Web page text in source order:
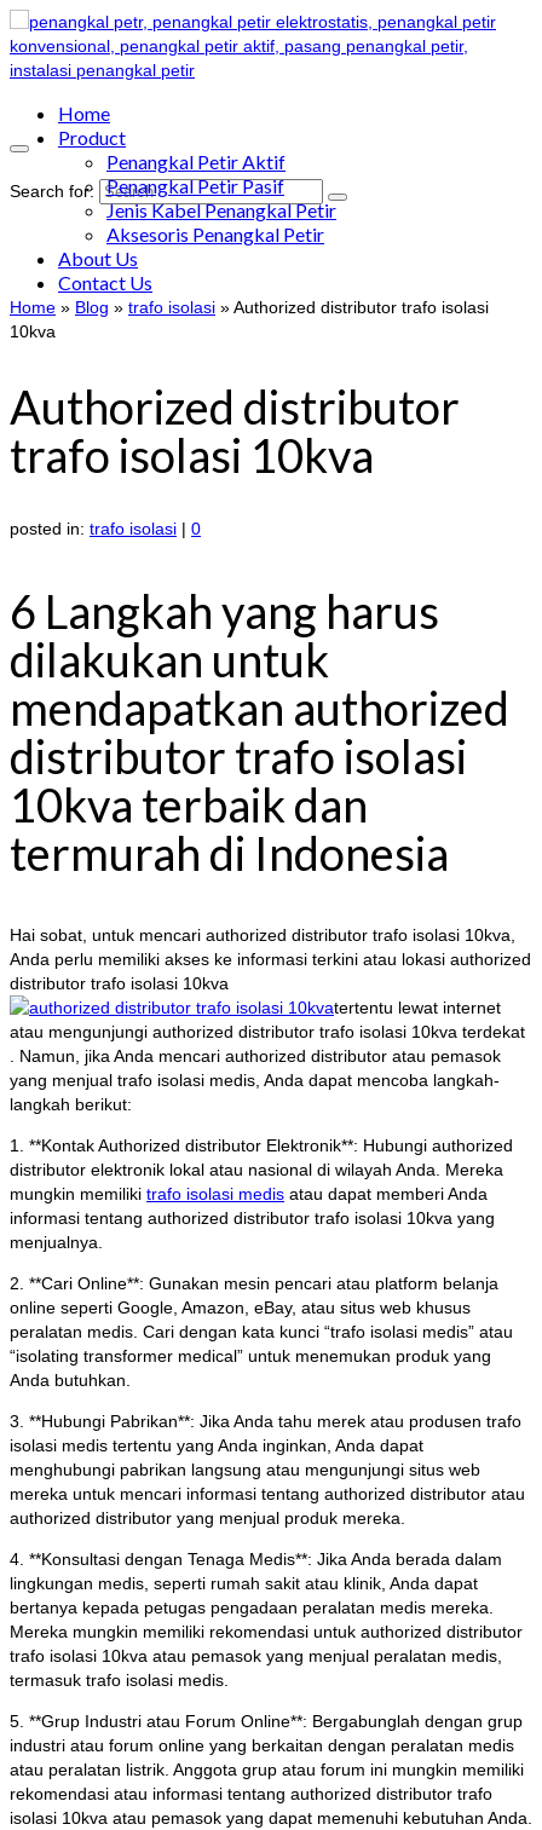
Search for:
Home
Product
Penangkal Petir Aktif
Penangkal Petir Pasif
Jenis Kabel Penangkal Petir
Aksesoris Penangkal Petir
About Us
Contact Us
Home » Blog » trafo isolasi »Authorized distributor trafo isolasi
10kva
Authorized distributor
trafo isolasi 10kva
posted in: trafo isolasi | 0
6 Langkah yang harus
dilakukan untuk
mendapatkan authorized
distributor trafo isolasi
10kva terbaik dan
termurah di Indonesia
Hai sobat, untuk mencari authorized distributor trafo isolasi 10kva,
Anda perlu memiliki akses ke informasi terkini atau lokasi authorized
distributor trafo isolasi 10kva
tertentu lewat internet
atau mengunjungi authorized distributor trafo isolasi 10kva terdekat
. Namun, jika Anda mencari authorized distributor atau pemasok
yang menjual trafo isolasi medis, Anda dapat mencoba langkah-
langkah berikut:
1. **Kontak Authorized distributor Elektronik**: Hubungi authorized
distributor elektronik lokal atau nasional di wilayah Anda. Mereka
mungkin memiliki trafo isolasi medis atau dapat memberi Anda
informasi tentang authorized distributor trafo isolasi 10kva yang
menjualnya.
2. **Cari Online**: Gunakan mesin pencari atau platform belanja
online seperti Google, Amazon, eBay, atau situs web khusus
peralatan medis. Cari dengan kata kunci “trafo isolasi medis” atau
“isolating transformer medical” untuk menemukan produk yang
Anda butuhkan.
3. **Hubungi Pabrikan**: Jika Anda tahu merek atau produsen trafo
isolasi medis tertentu yang Anda inginkan, Anda dapat
menghubungi pabrikan langsung atau mengunjungi situs web
mereka untuk mencari informasi tentang authorized distributor atau
authorized distributor yang menjual produk mereka.
4. **Konsultasi dengan Tenaga Medis**: Jika Anda berada dalam
lingkungan medis, seperti rumah sakit atau klinik, Anda dapat
bertanya kepada petugas pengadaan peralatan medis mereka.
Mereka mungkin memiliki rekomendasi untuk authorized distributor
trafo isolasi 10kva atau pemasok yang menjual peralatan medis,
termasuk trafo isolasi medis.
5. **Grup Industri atau Forum Online**: Bergabunglah dengan grup
industri atau forum online yang berkaitan dengan peralatan medis
atau peralatan listrik. Anggota grup atau forum ini mungkin memiliki
rekomendasi atau informasi tentang authorized distributor trafo
isolasi 10kva atau pemasok yang dapat memenuhi kebutuhan Anda.